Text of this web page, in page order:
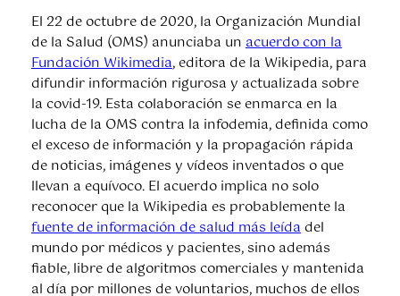
El 22 de octubre de 2020, la Organización Mundial
de la Salud (OMS) anunciaba unacuerdo con la
Fundación Wikimedia, editora de la Wikipedia, para
difundir información rigurosa y actualizada sobre
la covid-19. Esta colaboración se enmarca en la
lucha de la OMS contra la infodemia, definida como
el exceso de información y la propagación rápida
de noticias, imágenes y vídeos inventados o que
llevan a equívoco. El acuerdo implica no solo
reconocer que la Wikipedia es probablemente la
fuente de información de salud más leídadel
mundo por médicos y pacientes, sino además
fiable, libre de algoritmos comerciales y mantenida
al día por millones de voluntarios, muchos de ellos